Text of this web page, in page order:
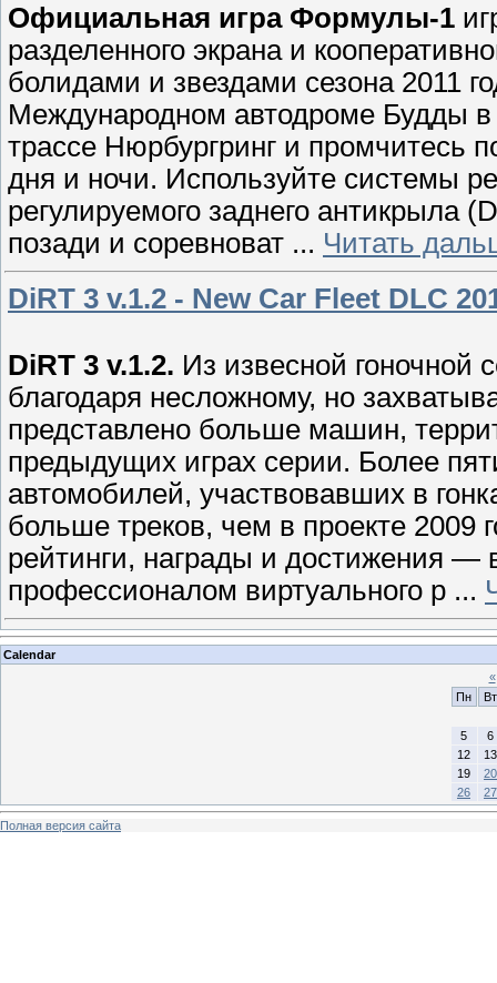
Официальная игра Формулы-1
разделенного экрана и
болидами и звездами сезона 2011
Международном автодроме Будды
трассе Нюрбургринг и промчитесь
дня и ночи. Используйте системы
регулируемого заднего антикрыла
позади и соревноват ... Читать
DiRT 3 v.1.2 - New Car Fleet DLC
DiRT 3 v.1.2. Из извесной гоночной
благодаря несложному, но
представлено больше машин,
предыдущих играх серии. Более
автомобилей, участвовавших в
больше треков, чем в проекте 2009
рейтинги, награды и достижения
профессионалом виртуального р ...
Calendar
«
Пн
Вт
5
6
12
13
19
20
26
27
Полная версия сайта